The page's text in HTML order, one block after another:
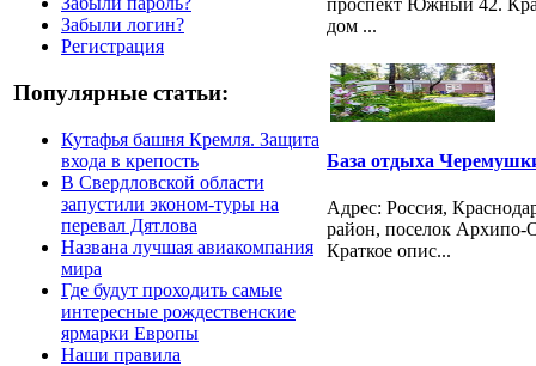
Забыли логин?
Регистрация
Популярные статьи:
Кутафья башня Кремля. Защита
входа в крепость
В Свердловской области
запустили эконом-туры на
перевал Дятлова
Названа лучшая авиакомпания
мира
Где будут проходить самые
интересные рождественские
ярмарки Европы
Наши правила
проспект Южный 42.
дом ...
База отдыха
Адрес: Россия,
район, поселок Архипо-
Краткое опис...